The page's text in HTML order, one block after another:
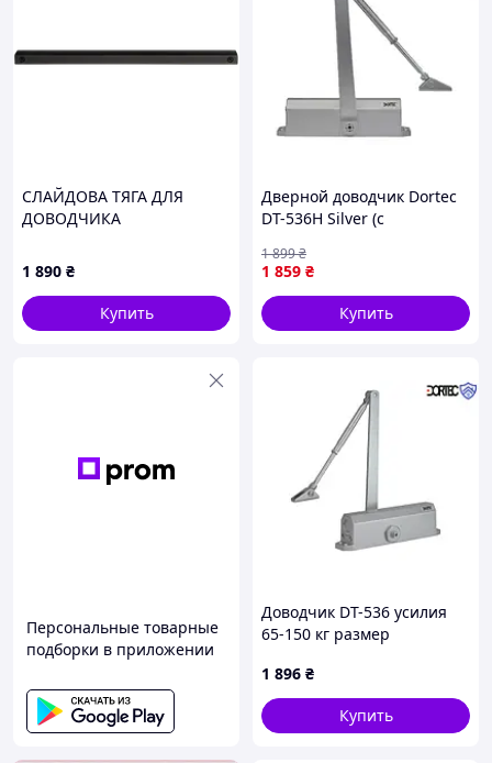
СЛАЙДОВА ТЯГА ДЛЯ
ДОВОДЧИКА
1 890 ₴
Купить
Дверной доводчик Dortec
DT-536H Silver (с
положении, 65-150 кг,
248x45x72 )
1 859 ₴
1 899₴
Купить
Персональные товарные
подборки в приложении
Доводчик DT-536 усилия
65-150 кг размер
1 896 ₴
Купить